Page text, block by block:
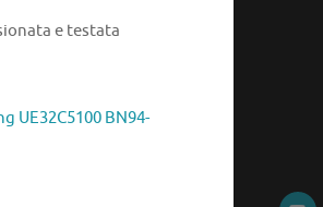
e testata
UE32C5100 BN94-